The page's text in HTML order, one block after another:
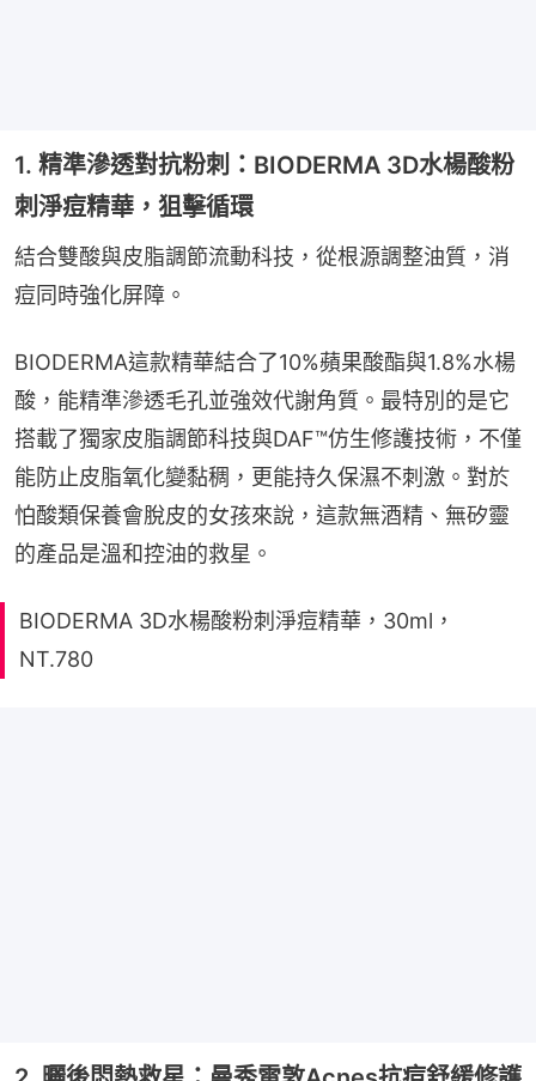
1. 精準滲透對抗粉刺：BIODERMA 3D水楊酸粉
刺淨痘精華，狙擊循環
結合雙酸與皮脂調節流動科技，從根源調整油質，消
痘同時強化屏障。
BIODERMA這款精華結合了10%蘋果酸酯與1.8%水楊
酸，能精準滲透毛孔並強效代謝角質。最特別的是它
搭載了獨家皮脂調節科技與DAF™仿生修護技術，不僅
能防止皮脂氧化變黏稠，更能持久保濕不刺激。對於
怕酸類保養會脫皮的女孩來說，這款無酒精、無矽靈
的產品是溫和控油的救星。
BIODERMA 3D水楊酸粉刺淨痘精華，30ml，
NT.780